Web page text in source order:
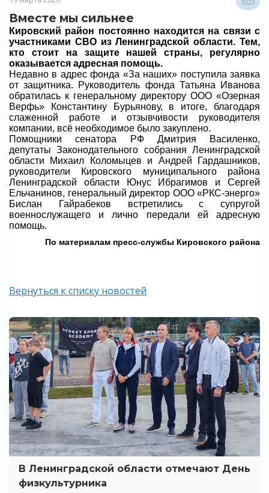
1023
Вместе мы сильнее
Кировский район постоянно находится на связи с
участниками СВО из Ленинградской области. Тем,
кто стоит на защите нашей страны, регулярно
оказывается адресная помощь.
Недавно в адрес фонда «За наших» поступила заявка
от защитника. Руководитель фонда Татьяна Иванова
обратилась к генеральному директору ООО «Озерная
Верфь» Константину Бурьянову, в итоге, благодаря
слаженной работе и отзывчивости руководителя
компании, всё необходимое было закуплено.
Помощники сенатора РФ Дмитрия Василенко,
депутаты Законодательного собрания Ленинградской
области Михаил Коломыцев и Андрей Гардашников,
руководители Кировского муниципального района
Ленинградской области Юнус Ибрагимов и Сергей
Ельчанинов, генеральный директор ООО «РКС-энерго»
Бислан Гайрабеков встретились с супругой
военнослужащего и лично передали ей адресную
помощь.
По материалам пресс-службы Кировского района
Вернуться к списку новостей
В Ленинградской области отмечают День
физкультурника